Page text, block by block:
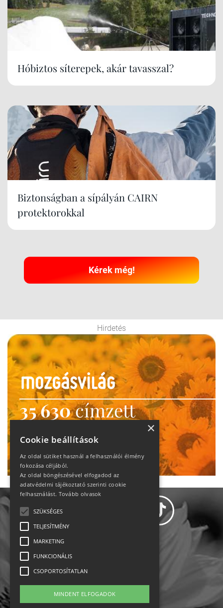
Hóbiztos síterepek, akár tavasszal?
Biztonságban a sípályán CAIRN
protektorokkal
Kérek még!
Hirdetés
35 630címzett
heti motiváció
Ne maradj le!
Állásajánlatok
Impresszum-kapcsolat
×
Cookie beállítások
Az oldal sütiket használ a felhasználói élmény
fokozása céljából.
Az oldal böngészésével elfogadod az
adatvédelmi tájékoztató szerinti cookie
felhasználást. Tovább olvasok
SZÜKSÉGES
TELJESÍTMÉNY
MARKETING
FUNKCIONÁLIS
CSOPORTOSÍTATLAN
MINDENT ELFOGADOK